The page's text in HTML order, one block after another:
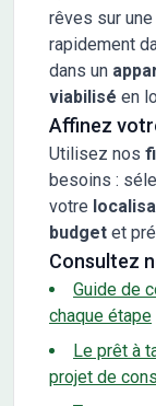
rêves sur
rapidement
dans un
viabilisé en
Affinez
Utilisez nos
besoins :
votre
budget et
Consultez
Guide de
chaque étape
Le prêt à
projet de